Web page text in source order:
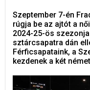
Szeptember 7-én
rúgja be az ajtót a
2024-25-ös
sztárcsapatra dán
Férficsapataink, a
kezdenek a két